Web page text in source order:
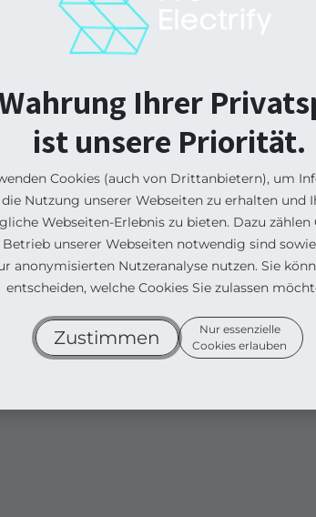
Veranstaltung teil
und Endnutzer ein, uns zu treffen! Es
und neue Funktionen, den
der Software, Workshops,
ist auch eine Gelegenheit, die
Partner vorzustellen. Seien Sie
Version direkt an der Quelle an!
Ihrer
ist unsere Priorität.
Cookies (auch von Drittanbietern), um
Nutzung unserer Webseiten zu erhalten und
Webseiten-Erlebnis zu bieten. Dazu zählen
unserer Webseiten notwendig sind
anonymisierten Nutzeranalyse nutzen. Sie
entscheiden, welche Cookies Sie zulassen
Zustimmen
Nur essenzielle
Cookies erlauben